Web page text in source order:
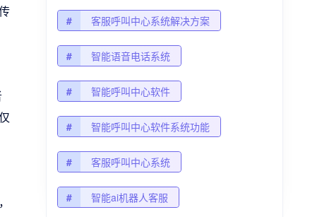
# 客服呼叫中心系统解决方案
# 智能语音电话系统
# 智能呼叫中心软件
# 智能呼叫中心软件系统功能
# 客服呼叫中心系统
# 智能ai机器人客服